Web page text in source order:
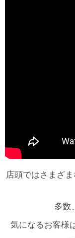
店頭ではさまざ
多数
気になるお客様